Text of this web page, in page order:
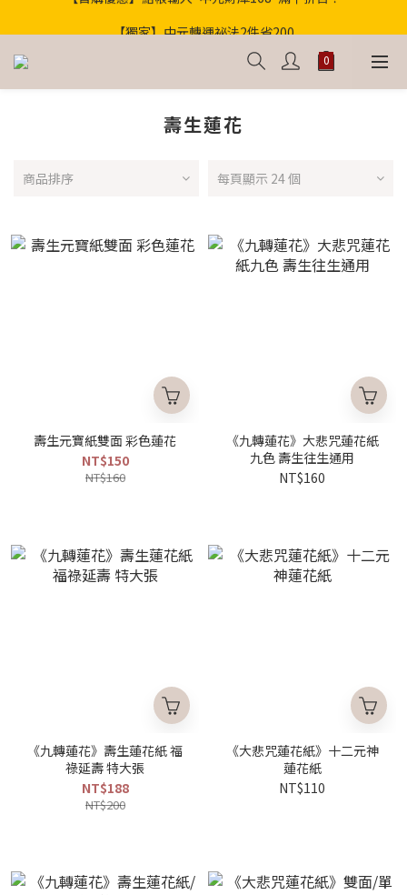
【獨家】中元轉運祕法2件省200
歡迎光臨！全店滿1000免運
壽生蓮花
商品排序 每頁顯示 24 個
壽生元寶紙雙面 彩色蓮花
NT$150
NT$160
《九轉蓮花》大悲咒蓮花紙
九色 壽生往生通用
NT$160
《九轉蓮花》壽生蓮花紙 福
祿延壽 特大張
NT$188
NT$200
《大悲咒蓮花紙》十二元神
蓮花紙
NT$110